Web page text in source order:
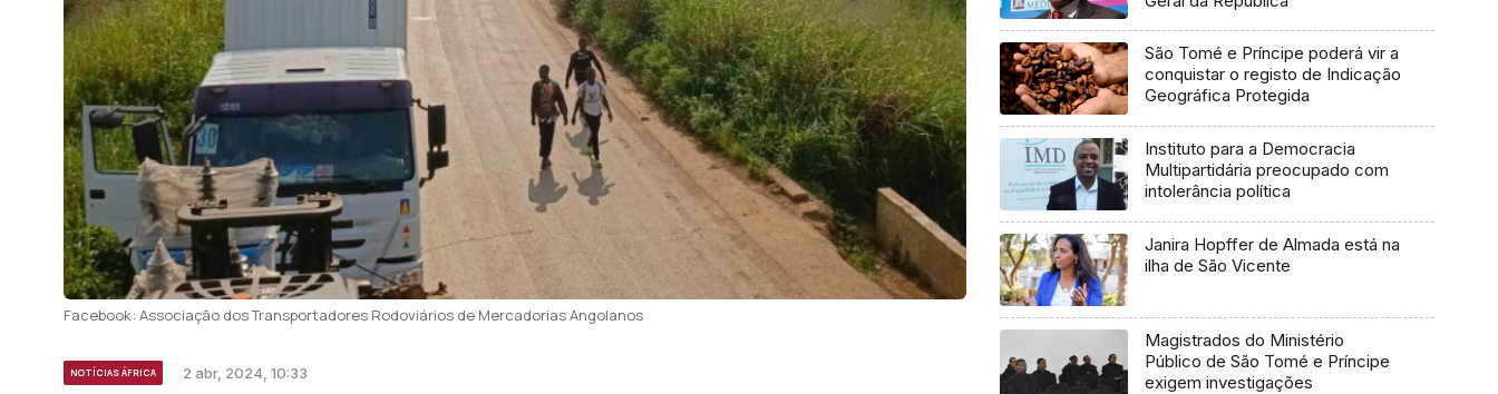
Facebook: Associação dos Transportadores Rodoviários de Mercadorias Angolanos
NOTÍCIAS ÁFRICA 2 abr, 2024, 10:33
São Tomé e Príncipe poderá vir a
conquistar o registo de Indicação
Geográfica Protegida
Instituto para a Democracia
Multipartidária preocupado com
intolerância política
Janira Hopffer de Almada está na
ilha de São Vicente
Magistrados do Ministério
Público de São Tomé e Príncipe
exigem investigações